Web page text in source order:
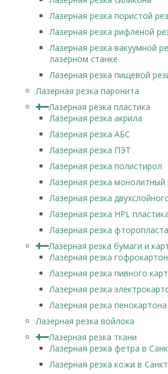
Лазерная резка пористой
Лазерная резка рифленой
Лазерная резка вакуумной
лазерном станке
Лазерная резка пищевой
Лазерная резка паронита
Лазерная резка пластика
Лазерная резка акрила
Лазерная резка АБС
Лазерная резка ПЭТ
Лазерная резка полистирол
Лазерная резка монолитный
Лазерная резка
Лазерная резка HPL пластика
Лазерная резка фторопласта
Лазерная резка бумаги и
Лазерная резка
Лазерная резка пивного
Лазерная резка
Лазерная резка пенокартона
Лазерная резка войлока
Лазерная резка ткани
Лазерная резка фетра в
Лазерная резка кожи в